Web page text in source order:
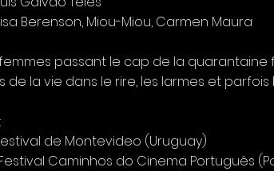
Berenson, Miou-Miou, Carmen Maura
passant le cap de la
de la vie dans le rire, les larmes et parfois
:
de Montevideo (Uruguay)
Festival Caminhos do Cinema Português